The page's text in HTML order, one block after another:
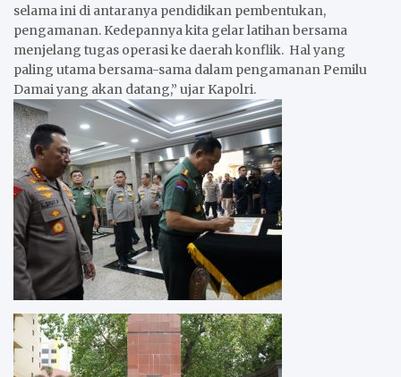
selama ini di antaranya pendidikan pembentukan,
pengamanan. Kedepannya kita gelar latihan bersama
menjelang tugas operasi ke daerah konflik. Hal yang
paling utama bersama-sama dalam pengamanan Pemilu
Damai yang akan datang,” ujar Kapolri.